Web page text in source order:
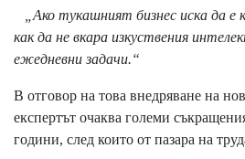
„Ако тукашният бизнес иска да е
как да не вкара изкуствения
ежедневни задачи.“
В отговор на това внедряване на
експертът очаква големи
години, след които от пазара на